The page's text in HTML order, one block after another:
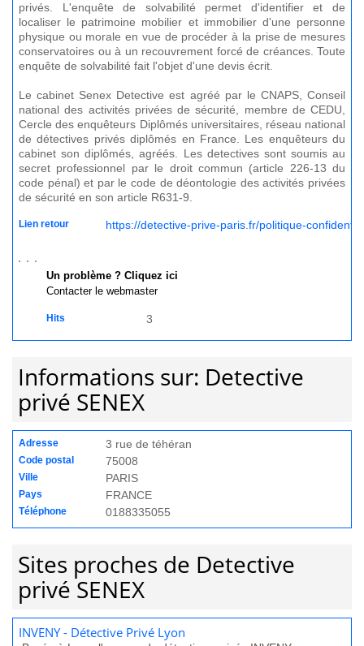
privés. L'enquête de solvabilité permet d'identifier et de
localiser le patrimoine mobilier et immobilier d'une personne
physique ou morale en vue de procéder à la prise de mesures
conservatoires ou à un recouvrement forcé de créances. Toute
enquête de solvabilité fait l'objet d'une devis écrit.
Le cabinet Senex Detective est agréé par le CNAPS, Conseil
national des activités privées de sécurité, membre de CEDU,
Cercle des enquêteurs Diplômés universitaires, réseau national
de détectives privés diplômés en France. Les enquêteurs du
cabinet son diplômés, agréés. Les detectives sont soumis au
secret professionnel par le droit commun (article 226-13 du
code pénal) et par le code de déontologie des activités privées
de sécurité en son article R631-9.
Lien retour https://detective-prive-paris.fr/politique-
Un problème ? Cliquez ici
Contacter le webmaster
Hits 3
Informations sur: Detective
privé SENEX
Adresse 3 rue de téhéran
Code postal 75008
Ville PARIS
Pays FRANCE
Téléphone 0188335055
Sites proches de Detective
privé SENEX
INVENY - Détective Privé Lyon